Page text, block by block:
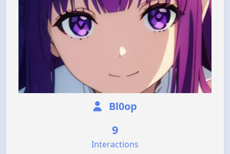
Bl0op
9
Interactions